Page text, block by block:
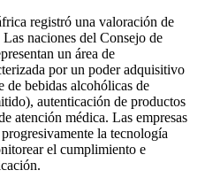
registró una valoración de
naciones del Consejo de
un área de
por un poder adquisitivo
de bebidas alcohólicas de
autenticación de productos
atención médica. Las empresas
la tecnología
el cumplimiento e